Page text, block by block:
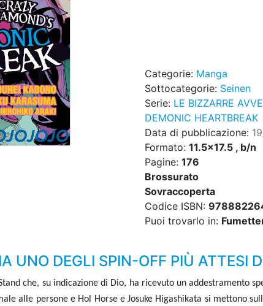
Categorie: Manga
Sottocategorie: Seinen
Serie: LE BIZZARRE
DEMONIC HEARTBREAK
Data di pubblicazione:
Formato: 11.5x17.5 , b/n
Pagine: 176
Brossurato
Sovraccoperta
Codice ISBN:
Puoi trovarlo in:
UNO DEGLI SPIN-OFF PIÙ ATTESI
che, su indicazione di Dio, ha ricevuto un addestramento
alle persone e Hol Horse e Josuke Higashikata si mettono